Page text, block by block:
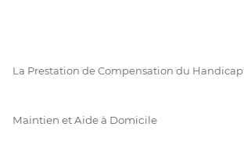
La Prestation de Compensation du Handicap
Maintien et Aide à Domicile